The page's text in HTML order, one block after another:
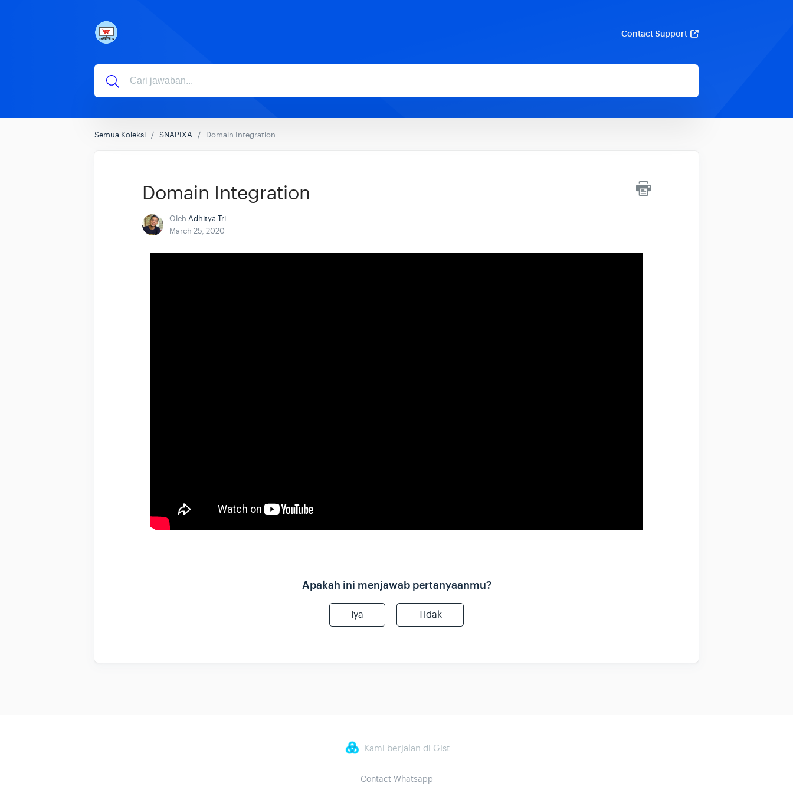
Contact Support
Semua Koleksi SNAPIXA Domain Integration
Domain Integration
Oleh Adhitya Tri
March 25, 2020
Apakah ini menjawab pertanyaanmu?
Iya Tidak
Kami berjalan di Gist
Contact Whatsapp